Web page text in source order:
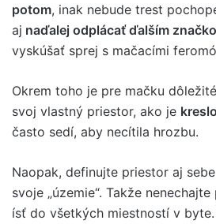
potom, inak nebude trest
aj naďalej odplácať ďalším
vyskúšať sprej s mačacími
Okrem toho je pre mačku
svoj vlastný priestor, ako je
často sedí, aby necítila hrozbu.
Naopak, definujte priestor aj
svoje „územie“. Takže
ísť do všetkých miestností v